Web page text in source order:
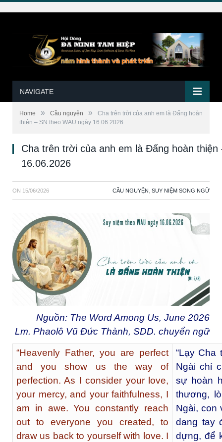
NAVIGATE
Home » Cầu nguyện »
Cha trên trời của anh em là Đấng hoàn
thiện – SN theo WAU ngày 16.06.2026
Cha trên trời của anh em là Đấng hoàn thiện
16.06.2026
ON 15/06/2026 CẦU NGUYỆN SUY NIỆM SONG NGỮ
Nguồn: The Word Among Us, June 2026
Lm. Phaolô Vũ Đức Thành, SDD. chuyển ngữ
“Heavenly Father, you are perfect
and you show us the way of
perfection. As I consider your love,
your mercy, and your faithfulness, I
am in awe. You constantly reach
out to everyone you created, to
draw us back to yourself with love. I
“Lạy Cha
Ngài chỉ
sự hoàn
thương,
Ngài, con
dang tay
dựng, để